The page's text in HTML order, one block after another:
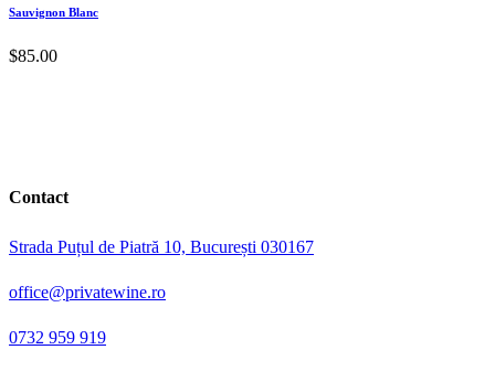
Sauvignon Blanc
$85.00
Contact
Strada Puțul de Piatră 10, București 030167
office@privatewine.ro
0732 959 919